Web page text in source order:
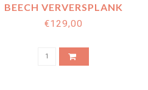
BEECH VERVERSPLANK
WIT
€129,00